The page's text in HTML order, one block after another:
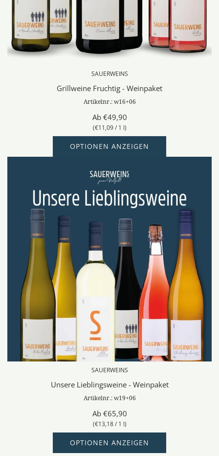
SAUERWEINS
Grillweine Fruchtig - Weinpaket
Artikelnr.: w16+06
Ab €49,90
(€11,09 / 1 l)
OPTIONEN ANZEIGEN
SAUERWEINS
Unsere Lieblingsweine - Weinpaket
Artikelnr.: w19+06
Ab €65,90
(€13,18 / 1 l)
OPTIONEN ANZEIGEN